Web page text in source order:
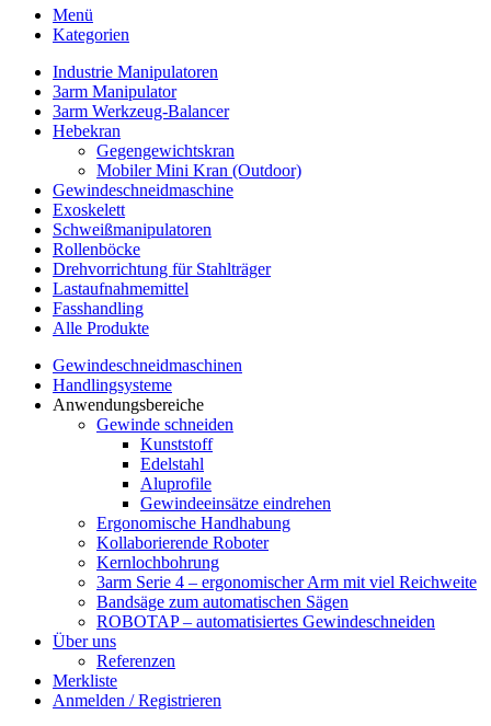
Menü
Kategorien
Industrie Manipulatoren
3arm Manipulator
3arm Werkzeug-Balancer
Hebekran
Gegengewichtskran
Mobiler Mini Kran (Outdoor)
Gewindeschneidmaschine
Exoskelett
Schweißmanipulatoren
Rollenböcke
Drehvorrichtung für Stahlträger
Lastaufnahmemittel
Fasshandling
Alle Produkte
Gewindeschneidmaschinen
Handlingsysteme
Anwendungsbereiche
Gewinde schneiden
Kunststoff
Edelstahl
Aluprofile
Gewindeeinsätze eindrehen
Ergonomische Handhabung
Kollaborierende Roboter
Kernlochbohrung
3arm Serie 4 – ergonomischer Arm mit viel Reichweite
Bandsäge zum automatischen Sägen
ROBOTAP – automatisiertes Gewindeschneiden
Über uns
Referenzen
Merkliste
Anmelden / Registrieren